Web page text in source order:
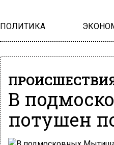
ПОЛИТИКА
В
потушен